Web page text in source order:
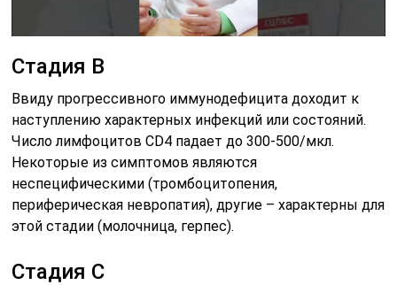
Стадия В
Ввиду прогрессивного иммунодефицита доходит к
наступлению характерных инфекций или состояний.
Число лимфоцитов CD4 падает до 300-500/мкл.
Некоторые из симптомов являются
неспецифическими (тромбоцитопения,
периферическая невропатия), другие – характерны для
этой стадии (молочница, герпес).
Стадия C